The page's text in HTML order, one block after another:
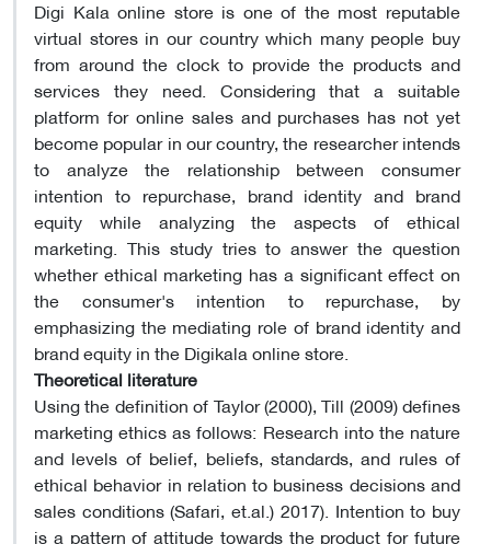
Digi Kala online store is one of the most reputable
virtual stores in our country which many people buy
from around the clock to provide the products and
services they need. Considering that a suitable
platform for online sales and purchases has not yet
become popular in our country, the researcher intends
to analyze the relationship between consumer
intention to repurchase, brand identity and brand
equity while analyzing the aspects of ethical
marketing. This study tries to answer the question
whether ethical marketing has a significant effect on
the consumer's intention to repurchase, by
emphasizing the mediating role of brand identity and
brand equity in the Digikala online store.
Theoretical literature
Using the definition of Taylor (2000), Till (2009) defines
marketing ethics as follows: Research into the nature
and levels of belief, beliefs, standards, and rules of
ethical behavior in relation to business decisions and
sales conditions (Safari, et.al.) 2017). Intention to buy
is a pattern of attitude towards the product for future